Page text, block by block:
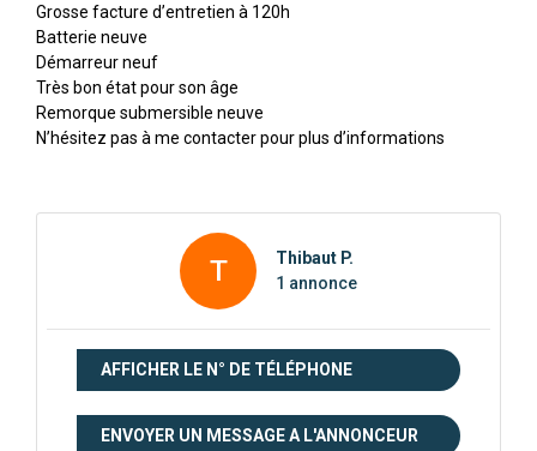
Grosse facture d’entretien à 120h
Batterie neuve
Démarreur neuf
Très bon état pour son âge
Remorque submersible neuve
N’hésitez pas à me contacter pour plus d’informations
T
Thibaut P.
1 annonce
AFFICHER LE N° DE TÉLÉPHONE
ENVOYER UN MESSAGE A L'ANNONCEUR